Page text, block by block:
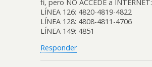
fi, pero NO ACCEDE a INTERNET:
LÍNEA 126: 4820-4819-4822
LÍNEA 128: 4808-4811-4706
LÍNEA 149: 4851
Responder